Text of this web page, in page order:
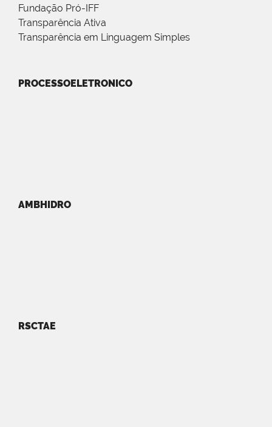
Fundação Pró-IFF
Transparência Ativa
Transparência em Linguagem Simples
PROCESSOELETRONICO
AMBHIDRO
RSCTAE